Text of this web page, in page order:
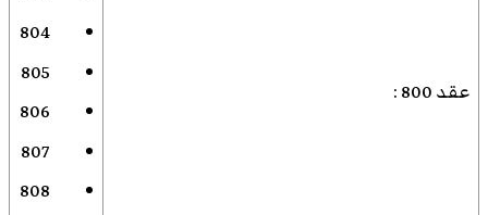
عقد 800 :
804
805
806
807
808